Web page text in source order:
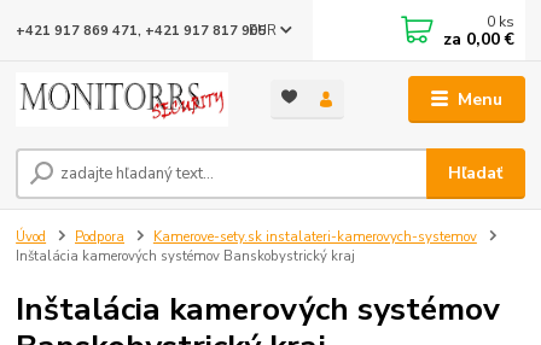
Menu
EUR
Hľadať
+421 917 869 471, +421 917 817 905 0 ks
za 0,00 €
Úvod Podpora
Kamerove-sety.sk instalateri-kamerovych-systemov
Inštalácia kamerových systémov Banskobystrický kraj
Inštalácia kamerových systémov